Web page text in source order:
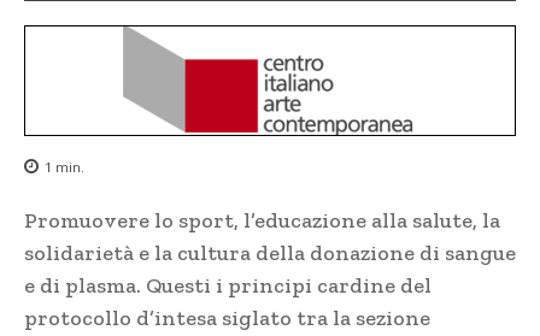
1 min.
Promuovere lo sport, l’educazione alla salute, la
solidarietà e la cultura della donazione di sangue
e di plasma. Questi i principi cardine del
protocollo d’intesa siglato tra la sezione